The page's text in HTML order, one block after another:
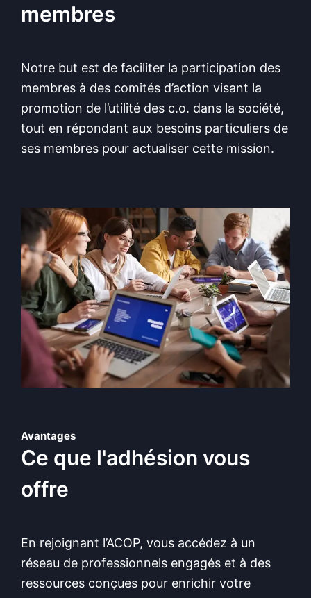
membres
Notre but est de faciliter la participation des
membres à des comités d’action visant la
promotion de l’utilité des c.o. dans la société,
tout en répondant aux besoins particuliers de
ses membres pour actualiser cette mission.
Avantages
Ce que l'adhésion vous
offre
En rejoignant l’ACOP, vous accédez à un
réseau de professionnels engagés et à des
ressources conçues pour enrichir votre